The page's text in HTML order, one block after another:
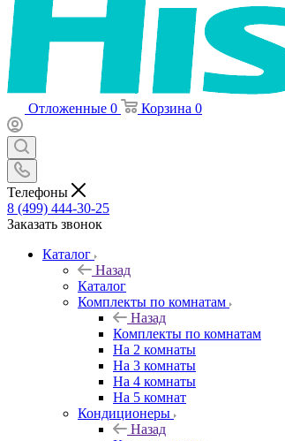
Отложенные 0 Корзина 0
Телефоны
8 (499) 444-30-25
Заказать звонок
Каталог
Назад
Каталог
Комплекты по комнатам
Назад
Комплекты по комнатам
На 2 комнаты
На 3 комнаты
На 4 комнаты
На 5 комнат
Кондиционеры
Назад